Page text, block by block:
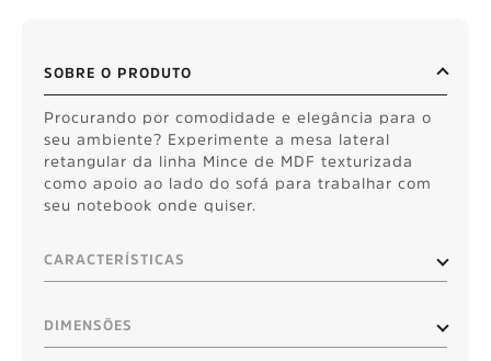
SOBRE O PRODUTO
Procurando por comodidade e elegância para o
seu ambiente? Experimente a mesa lateral
retangular da linha Mince de MDF texturizada
como apoio ao lado do sofá para trabalhar com
seu notebook onde quiser.
CARACTERÍSTICAS
DIMENSÕES